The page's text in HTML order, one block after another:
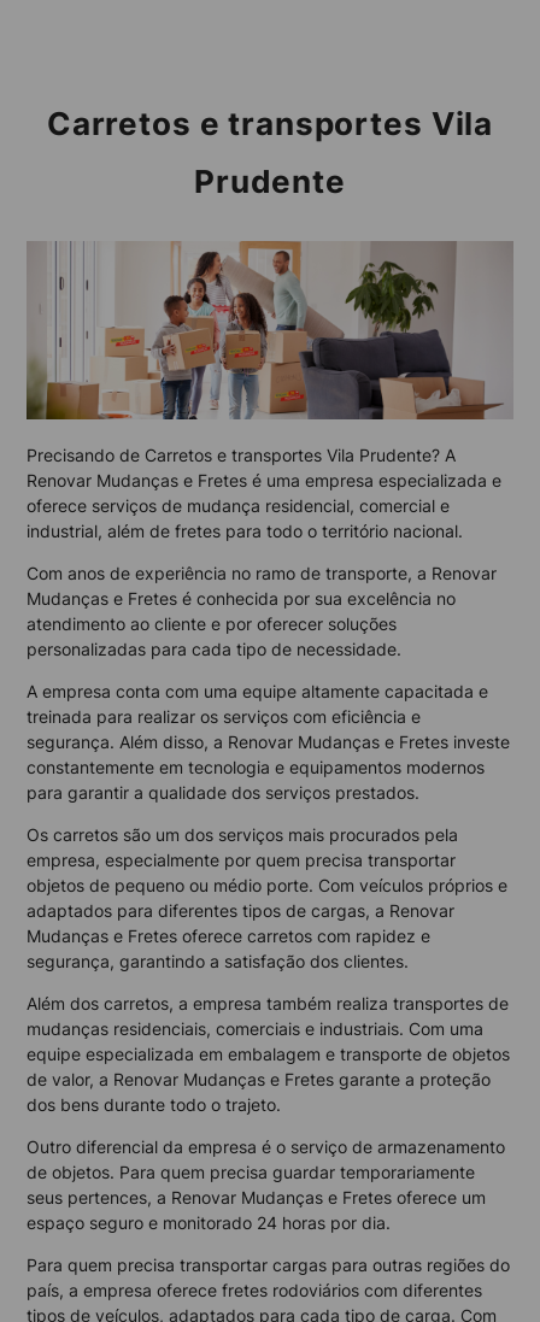
Carretos e transportes Vila
Prudente
Precisando de Carretos e transportes Vila Prudente? A
Renovar Mudanças e Fretes é uma empresa especializada e
oferece serviços de mudança residencial, comercial e
industrial, além de fretes para todo o território nacional.
Com anos de experiência no ramo de transporte, a Renovar
Mudanças e Fretes é conhecida por sua excelência no
atendimento ao cliente e por oferecer soluções
personalizadas para cada tipo de necessidade.
A empresa conta com uma equipe altamente capacitada e
treinada para realizar os serviços com eficiência e
segurança. Além disso, a Renovar Mudanças e Fretes investe
constantemente em tecnologia e equipamentos modernos
para garantir a qualidade dos serviços prestados.
Os carretos são um dos serviços mais procurados pela
empresa, especialmente por quem precisa transportar
objetos de pequeno ou médio porte. Com veículos próprios e
adaptados para diferentes tipos de cargas, a Renovar
Mudanças e Fretes oferece carretos com rapidez e
segurança, garantindo a satisfação dos clientes.
Além dos carretos, a empresa também realiza transportes de
mudanças residenciais, comerciais e industriais. Com uma
equipe especializada em embalagem e transporte de objetos
de valor, a Renovar Mudanças e Fretes garante a proteção
dos bens durante todo o trajeto.
Outro diferencial da empresa é o serviço de armazenamento
de objetos. Para quem precisa guardar temporariamente
seus pertences, a Renovar Mudanças e Fretes oferece um
espaço seguro e monitorado 24 horas por dia.
Para quem precisa transportar cargas para outras regiões do
país, a empresa oferece fretes rodoviários com diferentes
tipos de veículos, adaptados para cada tipo de carga. Com